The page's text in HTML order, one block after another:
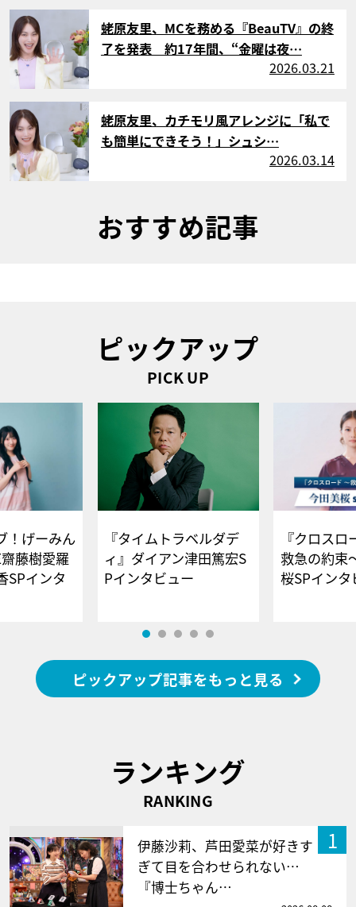
サムネイル
蛯原友里、MCを務める『BeauTV』の終
了を発表 約17年間、“金曜は夜…
2026.03.21
サムネイル
蛯原友里、カチモリ風アレンジに「私で
も簡単にできそう！」シュシ…
2026.03.14
おすすめ記事
ピックアップ
PICK UP
！げーみん
藤樹愛羅
SPインタ
『タイムトラベルダデ
ィ』ダイアン津田篤宏S
Pインタビュー
『クロス
救急の約束
桜SPイ
ピックアップ記事をもっと見る
ランキング
RANKING
1
伊藤沙莉、芦田愛菜が好きす
ぎて目を合わせられない…
『博士ちゃん…